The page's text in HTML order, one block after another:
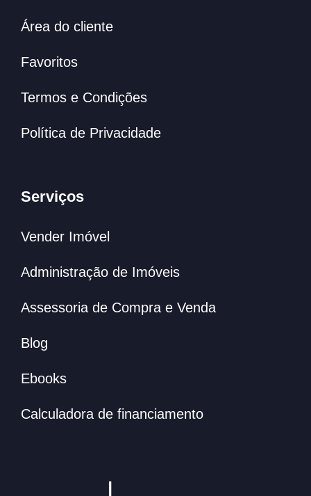
Área do cliente
Favoritos
Termos e Condições
Política de Privacidade
Serviços
Vender Imóvel
Administração de Imóveis
Assessoria de Compra e Venda
Blog
Ebooks
Calculadora de financiamento